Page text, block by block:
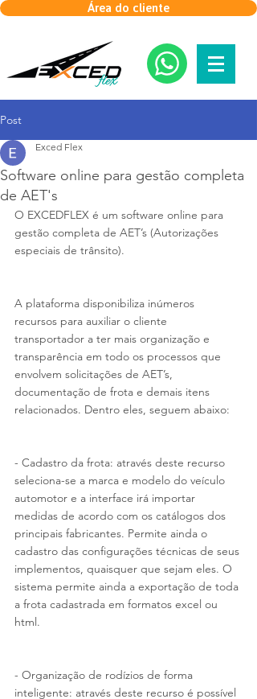
Área do cliente
Post
Software online para gestão completa
de AET's
Exced Flex
O EXCEDFLEX é um software online para
gestão completa de AET’s (Autorizações
especiais de trânsito).
A plataforma disponibiliza inúmeros
recursos para auxiliar o cliente
transportador a ter mais organização e
transparência em todo os processos que
envolvem solicitações de AET’s,
documentação de frota e demais itens
relacionados. Dentro eles, seguem abaixo:
- Cadastro da frota: através deste recurso
seleciona-se a marca e modelo do veículo
automotor e a interface irá importar
medidas de acordo com os catálogos dos
principais fabricantes. Permite ainda o
cadastro das configurações técnicas de seus
implementos, quaisquer que sejam eles. O
sistema permite ainda a exportação de toda
a frota cadastrada em formatos excel ou
html.
- Organização de rodízios de forma
inteligente: através deste recurso é possível